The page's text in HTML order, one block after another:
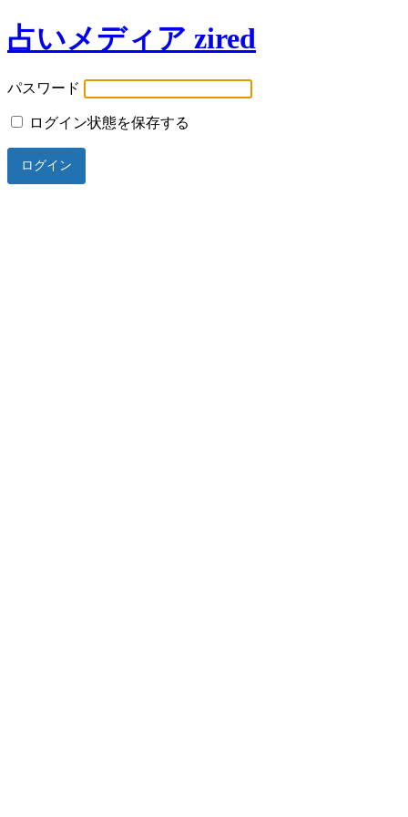
占いメディア zired
パスワード
ログイン状態を保存する